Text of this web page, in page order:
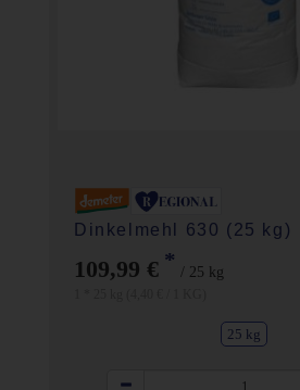
Dinkelmehl 630 (25 kg)
109,99 € * / 25 kg
25 kg
Anzahl